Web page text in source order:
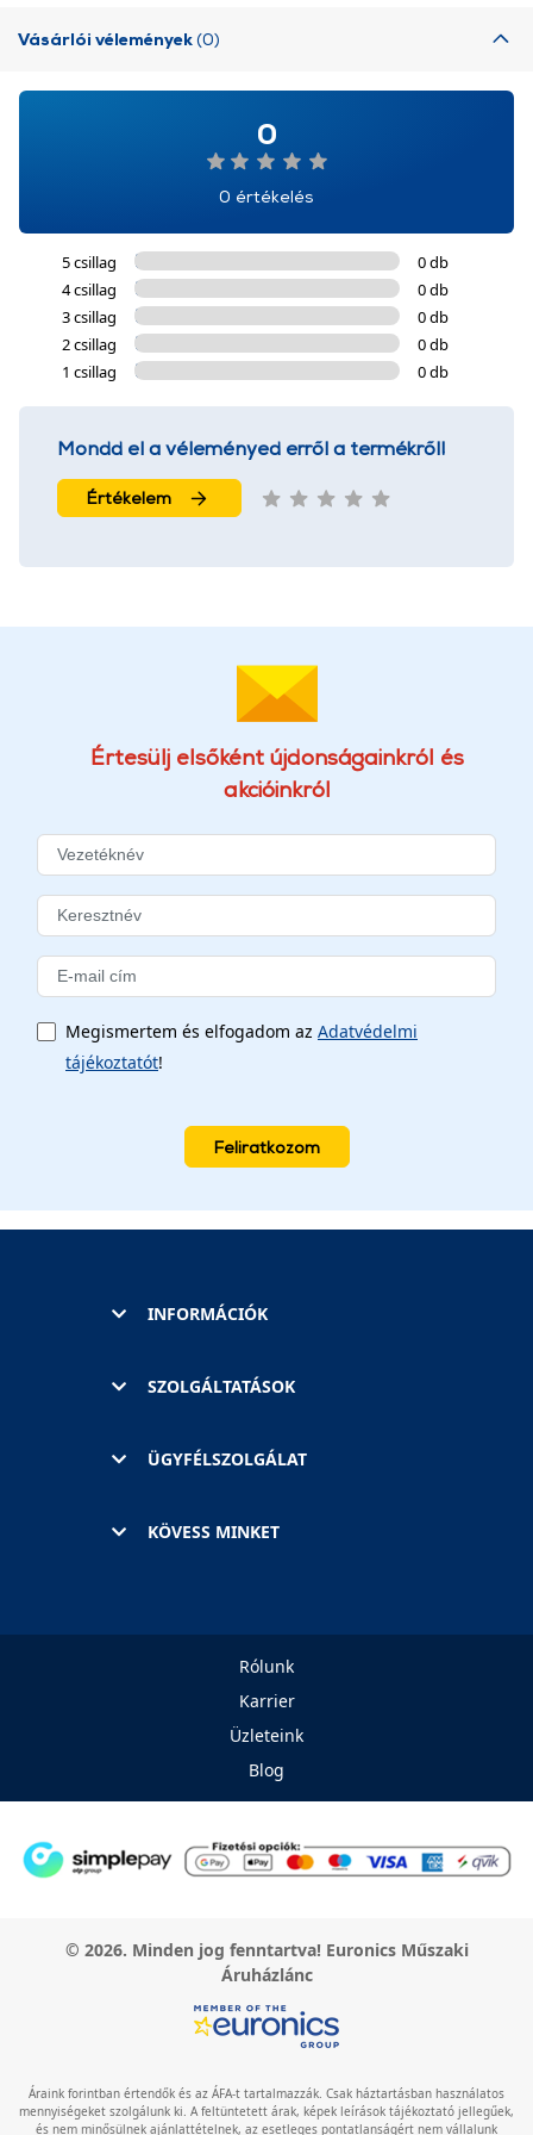
Vásárlói vélemények(0)
0
0 értékelés
5 csillag
0 db
4 csillag
0 db
3 csillag
0 db
2 csillag
0 db
1 csillag
0 db
Mondd el a véleményed erről a termékről!
Értékelem
Értesülj elsőként újdonságainkról és
akcióinkról
Megismertem és elfogadom az Adatvédelmi
tájékoztatót!
Feliratkozom
INFORMÁCIÓK
SZOLGÁLTATÁSOK
ÜGYFÉLSZOLGÁLAT
KÖVESS MINKET
Rólunk
Karrier
Üzleteink
Blog
© 2026. Minden jog fenntartva! Euronics Műszaki
Áruházlánc
Áraink forintban értendők és az ÁFA-t tartalmazzák. Csak háztartásban használatos
mennyiségeket szolgálunk ki. A feltüntetett árak, képek leírások tájékoztató jellegűek,
és nem minősülnek ajánlattételnek, az esetleges pontatlanságért nem vállalunk